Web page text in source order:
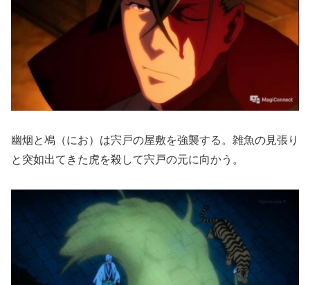
幽烟と鳰（にお）は宍戸の屋敷を強襲する。雑魚の見張り
と突如出てきた虎を殺して宍戸の元に向かう。